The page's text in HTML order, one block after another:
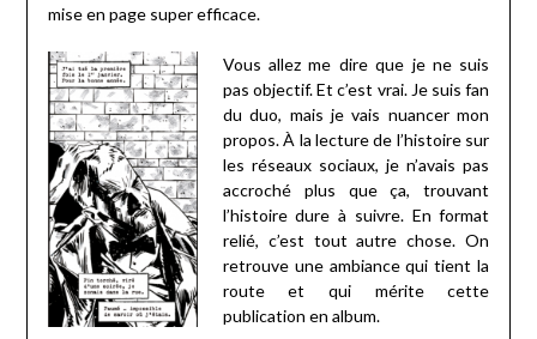
mise en page super efficace.
Vous allez me dire que je ne suis
pas objectif. Et c’est vrai. Je suis fan
du duo, mais je vais nuancer mon
propos. À la lecture de l’histoire sur
les réseaux sociaux, je n’avais pas
accroché plus que ça, trouvant
l’histoire dure à suivre. En format
relié, c’est tout autre chose. On
retrouve une ambiance qui tient la
route et qui mérite cette
publication en album.